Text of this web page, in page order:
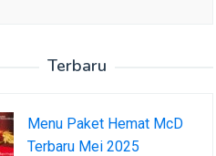
Terbaru
Menu Paket Hemat McD
Terbaru Mei 2025